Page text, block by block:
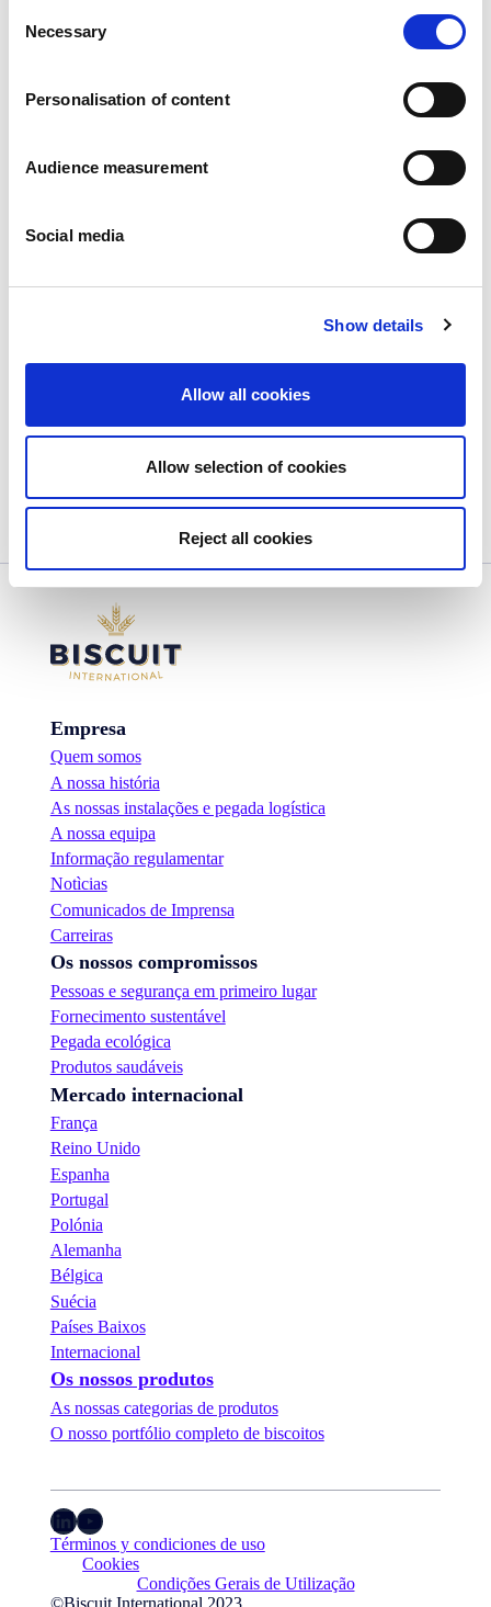
Selection
Necessary
Personalisation of content
Audience measurement
Social media
Show details
Allow all cookies
Allow selection of cookies
Reject all cookies
Novo lançamento: bolachas recheadas!
É com orgulho que anunciamos o lançamento do...
Empresa
Quem somos
A nossa história
As nossas instalações e pegada logística
A nossa equipa
Informação regulamentar
Notìcias
Comunicados de Imprensa
Carreiras
Os nossos compromissos
Pessoas e segurança em primeiro lugar
Fornecimento sustentável
Pegada ecológica
Produtos saudáveis
Mercado internacional
França
Reino Unido
Espanha
Portugal
Polónia
Alemanha
Bélgica
Suécia
Países Baixos
Internacional
Os nossos produtos
As nossas categorias de produtos
O nosso portfólio completo de biscoitos
LinkedIn YouTube
Términos y condiciones de uso
Cookies
Condições Gerais de Utilização
©Biscuit International 2023